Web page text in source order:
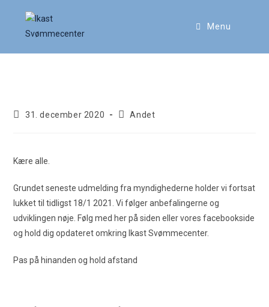
Menu
31. december 2020 Andet
Kære alle.
Grundet seneste udmelding fra myndighederne holder vi fortsat
lukket til tidligst 18/1 2021. Vi følger anbefalingerne og
udviklingen nøje. Følg med her på siden eller vores facebookside
og hold dig opdateret omkring Ikast Svømmecenter.
Pas på hinanden og hold afstand